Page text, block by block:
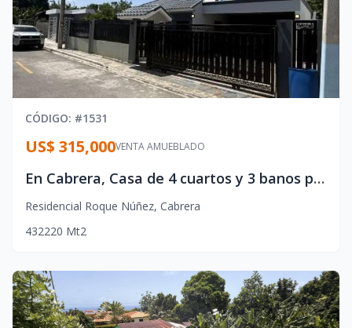
CÓDIGO: #1531
VENTA AMUEBLADO
US$ 315,000
En Cabrera, Casa de 4 cuartos y 3 banos por $315,000 dolares.
Residencial Roque Núñez, Cabrera
432220 Mt2